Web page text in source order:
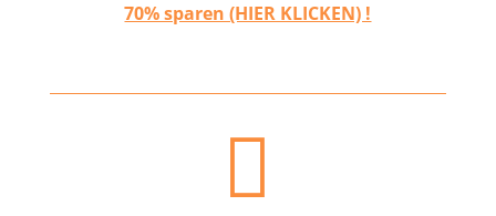
70% sparen (HIER KLICKEN) !
